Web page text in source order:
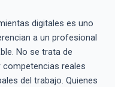
digitales es uno
a un profesional
No se trata de
reales
del trabajo. Quienes